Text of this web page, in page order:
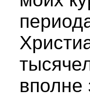
вполне